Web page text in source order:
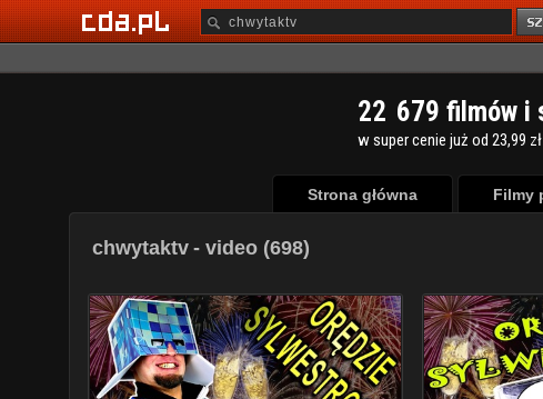
22 679 filmów i
w super cenie już od 23,99
Strona główna Filmy
chwytaktv - video (698)